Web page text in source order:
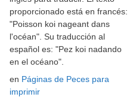
proporcionado está en francés:
"Poisson koi nageant dans
l'océan". Su traducción al
español es: "Pez koi nadando
en el océano".
en Páginas de Peces para
imprimir